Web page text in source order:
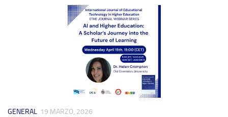
GENERAL 19 MARZO, 2026